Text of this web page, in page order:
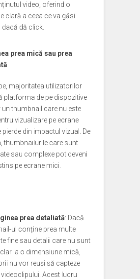
video, oferind o
clară a ceea ce va găsi
dă click.
prea mică sau prea
majoritatea utilizatorilor
platforma de pe dispozitive
un thumbnail care nu este
vizualizare pe ecrane
din impactul vizual. De
thumbnailurile care sunt
sau complexe pot deveni
pe ecrane mici.
prea detaliată: Dacă
ul conține prea multe
fine sau detalii care nu sunt
la o dimensiune mică,
nu vor reuși să capteze
Acest lucru